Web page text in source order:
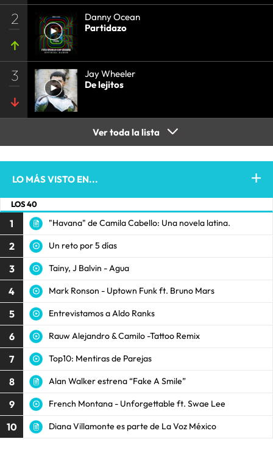
2
Danny Ocean
Partidazo
3
Jay Wheeler
De lejitos
Ver toda la lista
LO MÁS VISTO EN...
LOS 40
1 "Havana" de Camila Cabello: Una novela latina.
2 Un reto por 5 días
3 Tainy, J Balvin - Agua
4 Mark Ronson - Uptown Funk ft. Bruno Mars
5 Entrevistamos a Aldo Ranks
6 Rauw Alejandro & Camilo -Tattoo Remix
7 Top10: Mentiras de Parejas
8 Alan Walker estrena “Fake A Smile”
9 French Montana - Unforgettable ft. Swae Lee
10 Diana Villamonte es parte de La Voz México